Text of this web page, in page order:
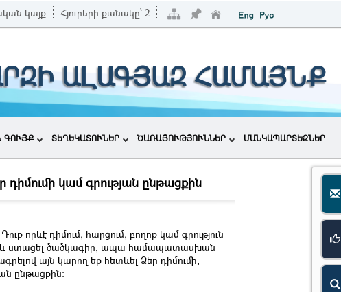
կայք Հյուրերի քանակը՝ 2
ԱԼԱԳՅԱԶ ՀԱՄԱՅՆՔ
ԳՈՒՅՔ ՏԵՂԵԿԱՏՈՒՆԵՐ ԾԱՌԱՅՈՒԹՅՈՒՆՆԵՐ ՄԱՆԿԱՊԱՐՏԵԶՆԵՐ
դիմումի կամ գրության ընթացքին
որևէ դիմում, հարցում, բողոք կամ գրություն
և ստացել ծածկագիր, ապա համապատասխան
այն կարող եք հետևել Ձեր դիմումի,
ընթացքին: